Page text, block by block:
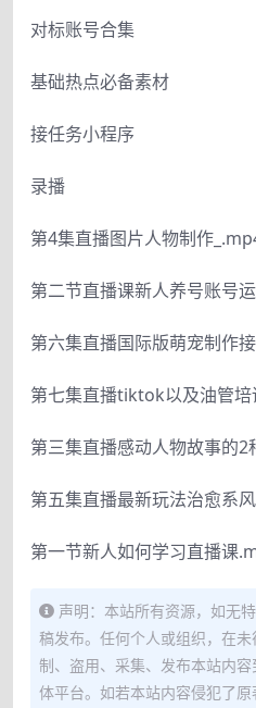
对标账号合集
基础热点必备素材
接任务小程序
录播
第4集直播图片人物制作
第二节直播课新人养号账号
第六集直播国际版萌宠制作
第七集直播tiktok以及油管
第三集直播感动人物故事的
第五集直播最新玩法治愈系
第一节新人如何学习直播课
声明：本站所有资源，如无
稿发布。任何个人或组织，在
制、盗用、采集、发布本站内
体平台。如若本站内容侵犯了